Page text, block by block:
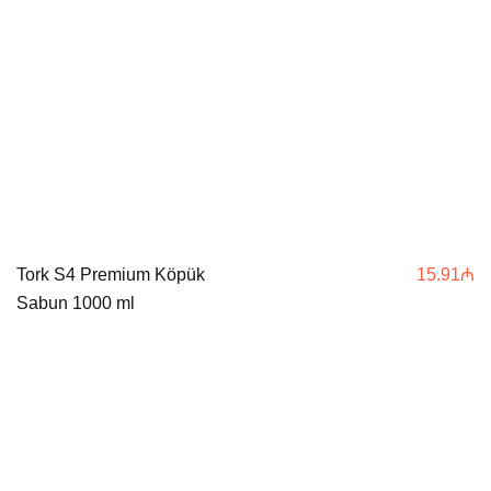
Tork S4 Premium Köpük
Sabun 1000 ml
15.91₼